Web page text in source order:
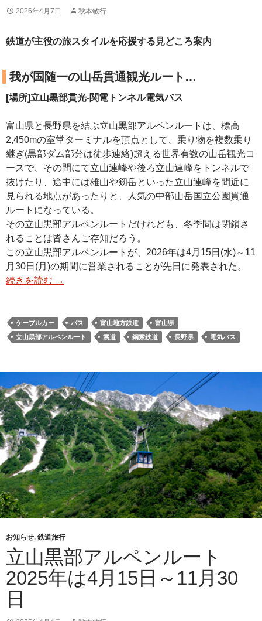
2026年4月7日 秋本敏行
鉄道が主役の旅スタイルを応援する見どころ案内
我が国随一の山岳貫通観光ルート…
[場所]立山黒部貫光-関電トンネル電気バス
富山県と長野県を結ぶ立山黒部アルペンルートは、標高
2,450mの室堂ターミナルを頂点として、乗り物を複数乗り
継ぎ(黒部ダム部分は徒歩連絡)超える世界有数の山岳観光コ
ースで、その間にて立山連峰や後ろ立山連峰をトンネルで
抜けたり、途中には雄山や剱岳といった立山連峰を間近に
見られる地点があったりと、人気の中部山岳国立公園貫通
ルートになっている。
その立山黒部アルペンルートだけれども、冬季間は閉鎖さ
れることは皆さんご存知だろう。
この立山黒部アルペンルートが、2026年は4月15日(水)～11
月30日(月)の期間に営業されることが先日に発表された。
続きを読む →
ケーブルカー バス 富山地方鉄道
富山県
立山黒部アルペンルート
索道 鋼索鉄道 長野県 電気バス
お知らせ, 鉄道旅行
立山黒部アルペンルート
2025年は4月15日～11月30
日